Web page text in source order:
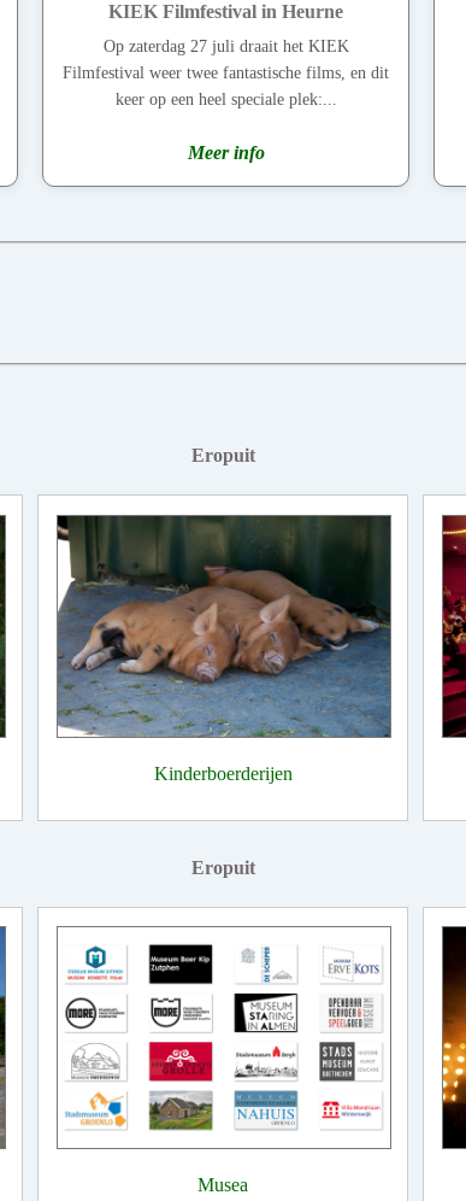
KIEK Filmfestival in Heurne
Op zaterdag 27 juli draait het KIEK
Filmfestival weer twee fantastische films, en dit
keer op een heel speciale plek:...
Meer info
Eropuit
Kinderboerderijen
Eropuit
Musea